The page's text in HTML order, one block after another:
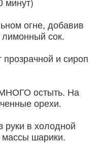
огне, добавив
лимонный сок.
и сироп
остыть. На
орехи.
руки в холодной
массы шарики.